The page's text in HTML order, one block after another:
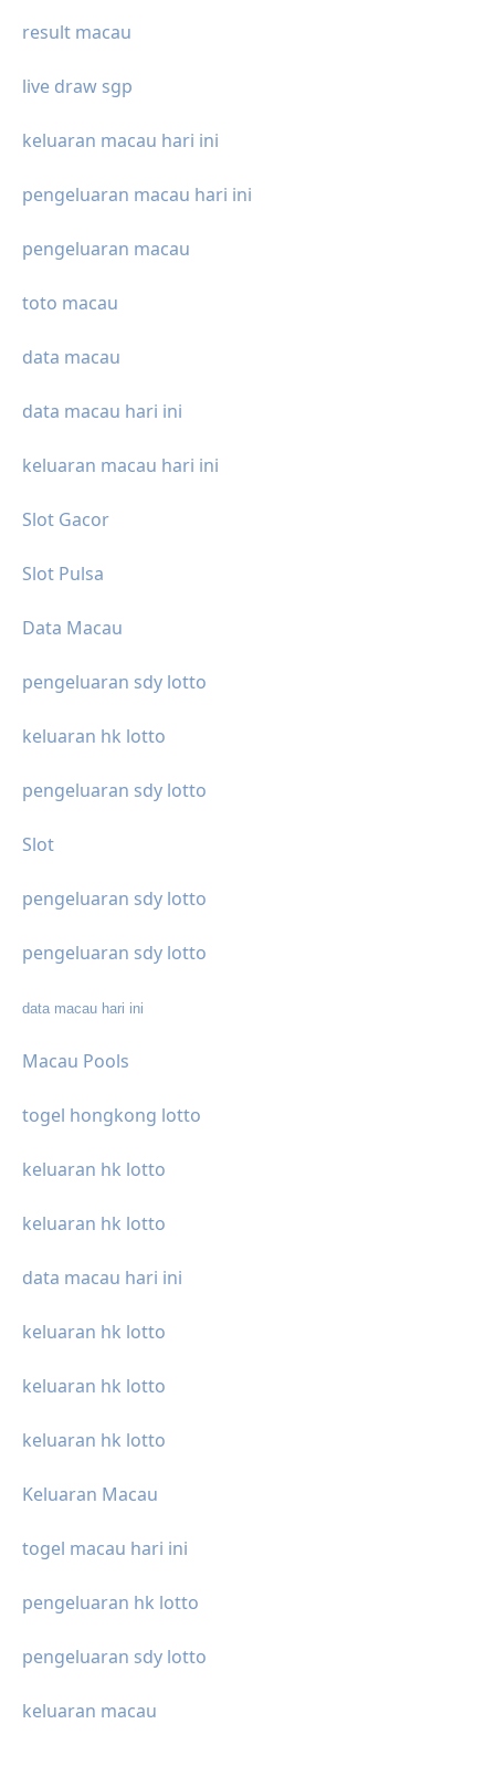
result macau
live draw sgp
keluaran macau hari ini
pengeluaran macau hari ini
pengeluaran macau
toto macau
data macau
data macau hari ini
keluaran macau hari ini
Slot Gacor
Slot Pulsa
Data Macau
pengeluaran sdy lotto
keluaran hk lotto
pengeluaran sdy lotto
Slot
pengeluaran sdy lotto
pengeluaran sdy lotto
data macau hari ini
Macau Pools
togel hongkong lotto
keluaran hk lotto
keluaran hk lotto
data macau hari ini
keluaran hk lotto
keluaran hk lotto
keluaran hk lotto
Keluaran Macau
togel macau hari ini
pengeluaran hk lotto
pengeluaran sdy lotto
keluaran macau